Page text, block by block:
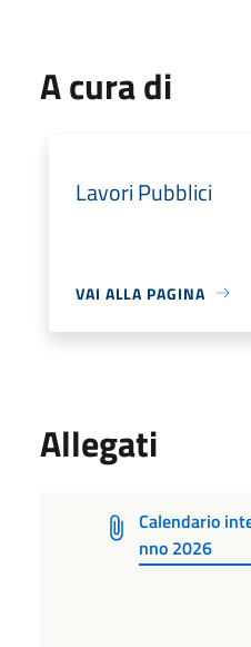
A cura di
Lavori Pubblici
VAI ALLA PAGINA
Allegati
Calendario
nno 2026